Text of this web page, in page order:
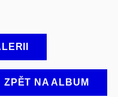
ZPĚT NA ALBUM